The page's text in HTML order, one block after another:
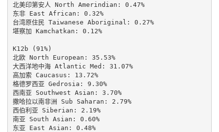
北美印第安人 North Amerindian: 0.47%
东非 East African: 0.32%
台湾原住民 Taiwanese Aboriginal: 0.27%
堪察加 Kamchatkan: 0.12%
K12b (91%)
北欧 North European: 35.53%
大西洋地中海 Atlantic Med: 31.07%
高加索 Caucasus: 13.72%
格德罗西亚 Gedrosia: 9.30%
西南亚 Southwest Asian: 3.70%
撒哈拉以南非洲 Sub Saharan: 2.79%
西伯利亚 Siberian: 2.19%
南亚 South Asian: 0.60%
东亚 East Asian: 0.48%